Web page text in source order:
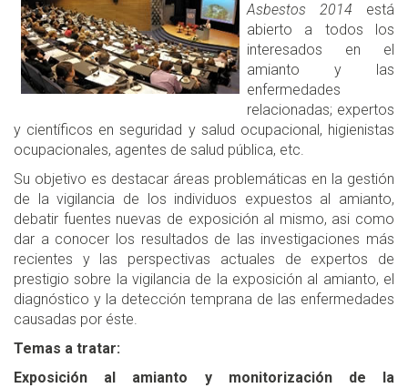
Asbestos 2014 está
abierto a todos los
interesados en el
amianto y las
enfermedades
relacionadas; expertos
y científicos en seguridad y salud ocupacional, higienistas
ocupacionales, agentes de salud pública, etc.
Su objetivo es destacar áreas problemáticas en la gestión
de la vigilancia de los individuos expuestos al amianto,
debatir fuentes nuevas de exposición al mismo, asi como
dar a conocer los resultados de las investigaciones más
recientes y las perspectivas actuales de expertos de
prestigio sobre la vigilancia de la exposición al amianto, el
diagnóstico y la detección temprana de las enfermedades
causadas por éste.
Temas a tratar:
Exposición al amianto y monitorización de la